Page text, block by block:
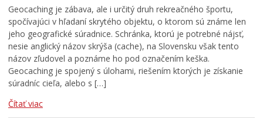
Geocaching je zábava, ale i určitý druh rekreačného športu,
spočívajúci v hľadaní skrytého objektu, o ktorom sú známe len
jeho geografické súradnice. Schránka, ktorú je potrebné nájsť,
nesie anglický názov skrýša (cache), na Slovensku však tento
názov zľudovel a poznáme ho pod označením keška.
Geocaching je spojený s úlohami, riešením ktorých je získanie
súradníc cieľa, alebo s […]
Čítať viac